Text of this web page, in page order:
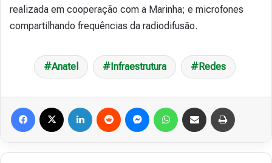
realizada em cooperação com a Marinha; e microfones
compartilhando frequências da radiodifusão.
Anatel Infraestrutura Redes